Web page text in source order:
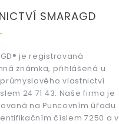
SMARAGD
je registrovaná
známka, přihlášená u
vlastnictví
24 71 43. Naše firma je
na Puncovním úřadu
číslem 7250 a v